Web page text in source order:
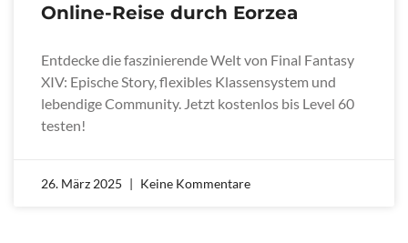
Online-Reise durch Eorzea
Entdecke die faszinierende Welt von Final Fantasy
XIV: Epische Story, flexibles Klassensystem und
lebendige Community. Jetzt kostenlos bis Level 60
testen!
26. März 2025 Keine Kommentare